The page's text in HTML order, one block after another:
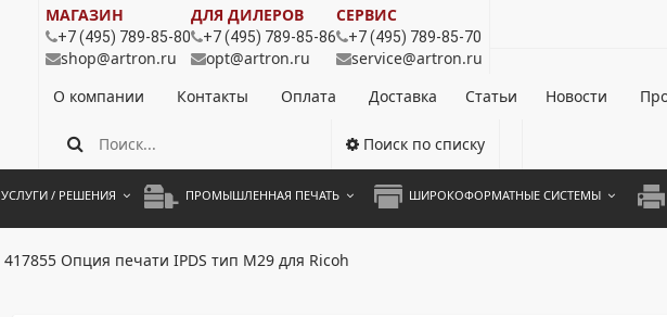
МАГАЗИН
+7 (495) 789-85-80
shop@artron.ru
ДЛЯ ДИЛЕРОВ
+7 (495) 789-85-86
opt@artron.ru
СЕРВИС
+7 (495) 789-85-70
service@artron.ru
О компании
Контакты Оплата Доставка Статьи Новости
Поиск по списку
УСЛУГИ / РЕШЕНИЯ ПРОМЫШЛЕННАЯ ПЕЧАТЬ ШИРОКОФОРМАТНЫЕ СИСТЕМЫ
417855 Опция печати IPDS тип M29 для Ricoh